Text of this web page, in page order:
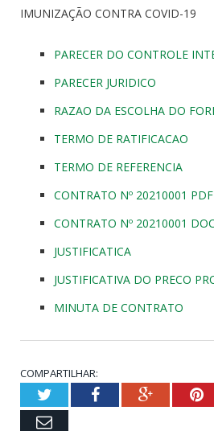
IMUNIZAÇÃO CONTRA COVID-19
PARECER DO CONTROLE
PARECER JURIDICO
RAZAO DA ESCOLHA DO
TERMO DE RATIFICACAO
TERMO DE REFERENCIA
CONTRATO Nº 20210001 PDF
CONTRATO Nº 20210001 DOC
JUSTIFICATICA
JUSTIFICATIVA DO PRECO
MINUTA DE CONTRATO
COMPARTILHAR:
TwitterFacebookGoogle+
Email